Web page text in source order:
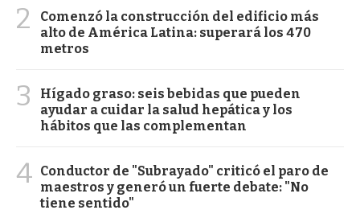
2
Comenzó la construcción del edificio más
alto de América Latina: superará los 470
metros
3
Hígado graso: seis bebidas que pueden
ayudar a cuidar la salud hepática y los
hábitos que las complementan
4 Conductor de "Subrayado" criticó el paro de
maestros y generó un fuerte debate: "No
tiene sentido"